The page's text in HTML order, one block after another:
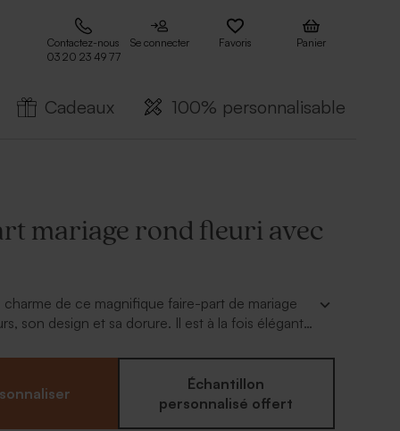
Contactez-nous
03 20 23 49 77
Se connecter Favoris Panier
Cadeaux 100% personnalisable
mariage rond fleuri avec
de ce magnifique faire-part de mariage
son design et sa dorure. Il est à la fois élégant
en ligne.
Échantillon
personnalisé offert